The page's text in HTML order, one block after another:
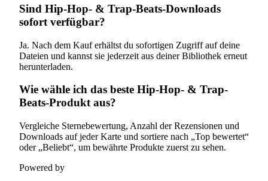
Sind Hip-Hop- & Trap-Beats-Downloads
sofort verfügbar?
Ja. Nach dem Kauf erhältst du sofortigen Zugriff auf deine
Dateien und kannst sie jederzeit aus deiner Bibliothek erneut
herunterladen.
Wie wähle ich das beste Hip-Hop- & Trap-
Beats-Produkt aus?
Vergleiche Sternebewertung, Anzahl der Rezensionen und
Downloads auf jeder Karte und sortiere nach „Top bewertet“
oder „Beliebt“, um bewährte Produkte zuerst zu sehen.
Powered by